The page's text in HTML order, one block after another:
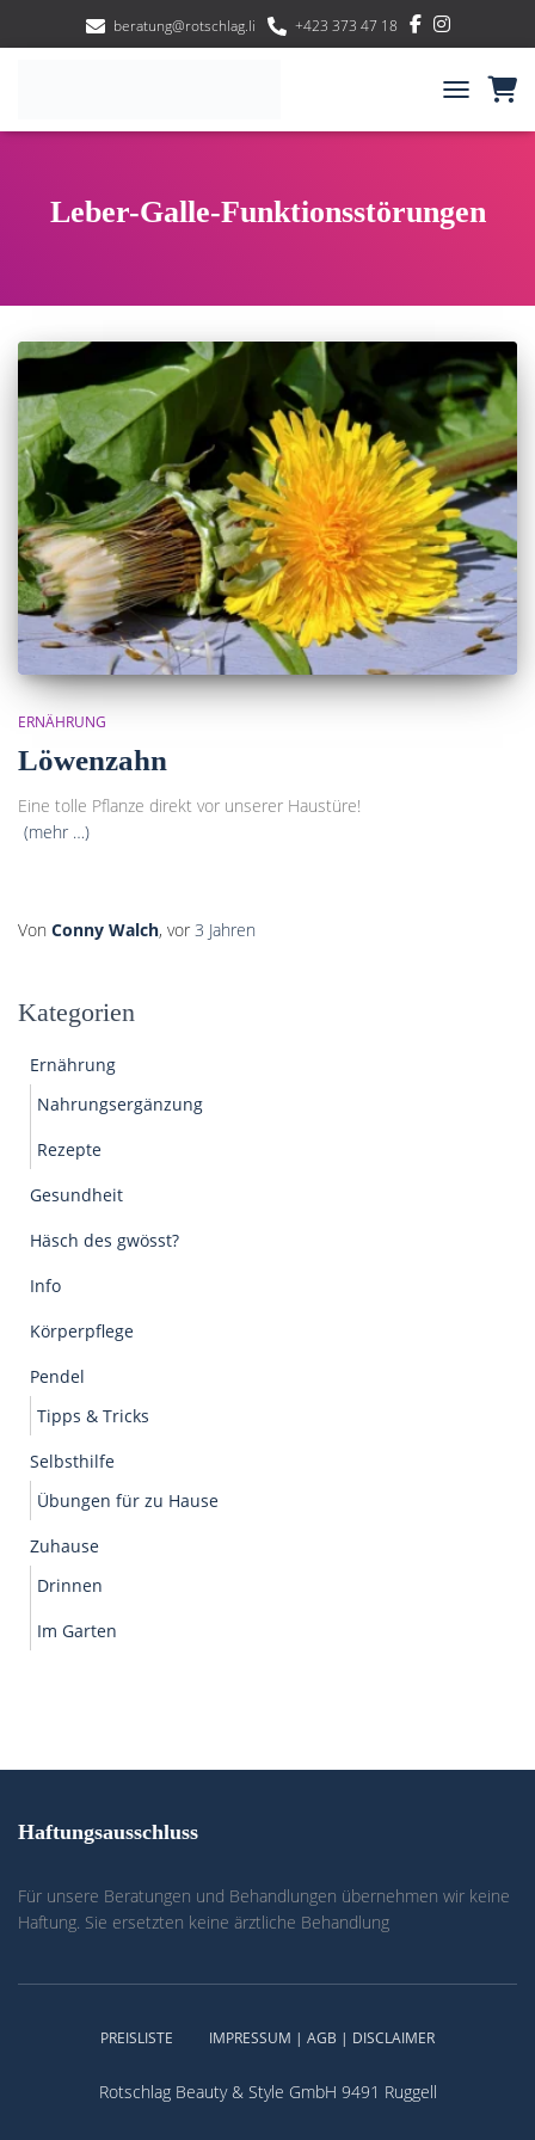
beratung@rotschlag.li +423 373 47 18
Leber-Galle-Funktionsstörungen
ERNÄHRUNG
Löwenzahn
Eine tolle Pflanze direkt vor unserer Haustüre!
(mehr …)
Von Conny Walch, vor 3 Jahren
Kategorien
Ernährung
Nahrungsergänzung
Rezepte
Gesundheit
Häsch des gwösst?
Info
Körperpflege
Pendel
Tipps & Tricks
Selbsthilfe
Übungen für zu Hause
Zuhause
Drinnen
Im Garten
Haftungsausschluss
Für unsere Beratungen und Behandlungen übernehmen wir keine
Haftung. Sie ersetzten keine ärztliche Behandlung
PREISLISTE IMPRESSUM | AGB | DISCLAIMER
Rotschlag Beauty & Style GmbH 9491 Ruggell